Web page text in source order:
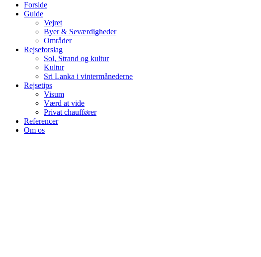
Forside
Guide
Vejret
Byer & Seværdigheder
Områder
Rejseforslag
Sol, Strand og kultur
Kultur
Sri Lanka i vintermånederne
Rejsetips
Visum
Værd at vide
Privat chauffører
Referencer
Om os